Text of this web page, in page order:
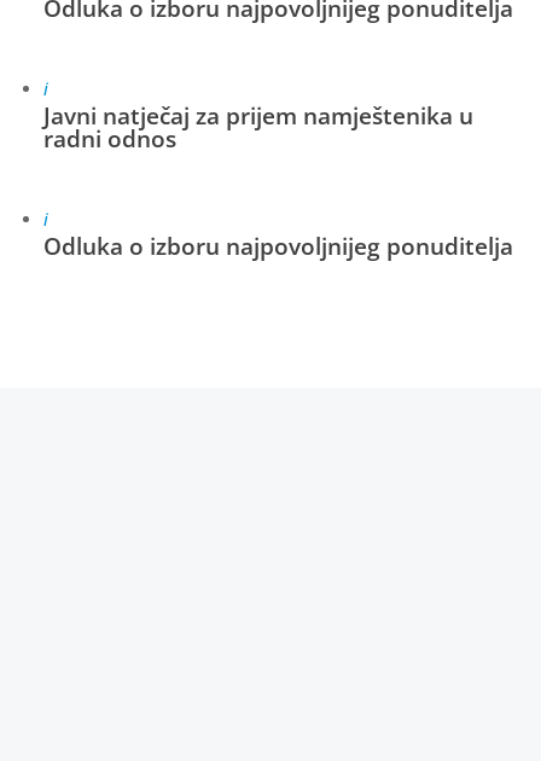
Odluka o izboru najpovoljnijeg ponuditelja
i
Javni natječaj za prijem namještenika u
radni odnos
i
Odluka o izboru najpovoljnijeg ponuditelja